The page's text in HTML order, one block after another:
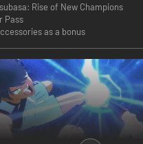
Rise of New Champions
Pass
as a bonus